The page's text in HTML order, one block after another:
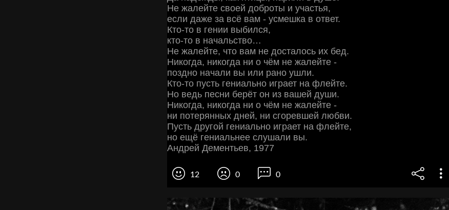
Не жалейте своей доброты и участья,
если даже за всё вам - усмешка в ответ.
Кто-то в гении выбился,
кто-то в начальство…
Не жалейте, что вам не досталось их бед.
Никогда, никогда ни о чём не жалейте -
поздно начали вы или рано ушли.
Кто-то пусть гениально играет на флейте.
Но ведь песни берёт он из вашей души.
Никогда, никогда ни о чём не жалейте -
ни потерянных дней, ни сгоревшей любви.
Пусть другой гениально играет на флейте,
но ещё гениальнее слушали вы.
Андрей Дементьев, 1977
12 0 0